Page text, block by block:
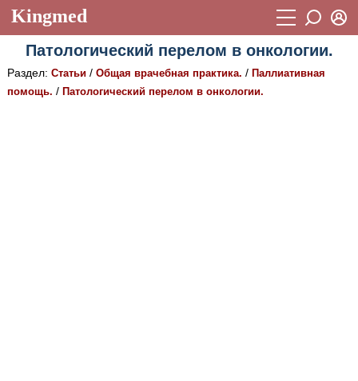
Kingmed
Учебный материал
Видеогалерея
Патологический перелом в онкологии.
Раздел: Статьи/ Общая врачебная практика. / Паллиативная
помощь. / Патологический перелом в онкологии.